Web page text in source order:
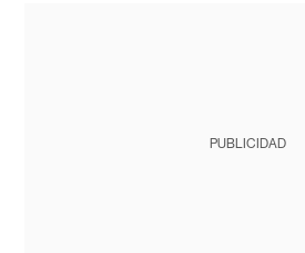
PUBLICIDAD